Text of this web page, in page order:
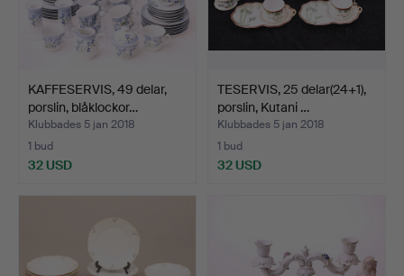
KAFFESERVIS, 49 delar,
porslin, blåklockor…
Klubbades 5 jan 2018
1 bud
32 USD
TESERVIS, 25 delar(24+1),
porslin, Kutani …
Klubbades 5 jan 2018
1 bud
32 USD